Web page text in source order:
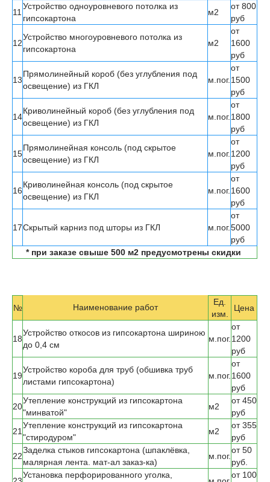
11
Устройство одноуровневого потолка из
гипсокартона
м2
от 800
руб
12
Устройство многоуровневого потолка из
гипсокартона
м2
от
1600
руб
13
Прямолинейный короб (без углубления под
освещение) из ГКЛ
м.пог.
от
1500
руб
14
Криволинейный короб (без углубления под
освещение) из ГКЛ
м.пог.
от
1800
руб
15
Прямолинейная консоль (под скрытое
освещение) из ГКЛ
м.пог.
от
1200
руб
16
Криволинейная консоль (под скрытое
освещение) из ГКЛ
м.пог.
от
1600
руб
17Скрытый карниз под шторы из ГКЛ м.пог.
от
5000
руб
* при заказе свыше 500 м2 предусмотрены скидки
№ Наименование работ
Ед.
изм.
Цена
18
Устройство откосов из гипсокартона шириною
до 0,4 см
м.пог.
от
1200
руб
19
Устройство короба для труб (обшивка труб
листами гипсокартона)
м.пог.
от
1600
руб
20
Утепление конструкций из гипсокартона
"минватой"
м2
от 450
руб
21
Утепление конструкций из гипсокартона
"стиродуром"
м2
от 355
руб
22
Заделка стыков гипсокартона (шпаклёвка,
малярная лента. мат-ал заказ-ка)
м.пог.
от 50
руб.
Установка перфорированного уголка,
от 100